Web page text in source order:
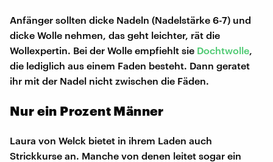
Anfänger sollten dicke Nadeln (Nadelstärke 6-7) und
dicke Wolle nehmen, das geht leichter, rät die
Wollexpertin. Bei der Wolle empfiehlt sie Dochtwolle
die lediglich aus einem Faden besteht. Dann geratet
ihr mit der Nadel nicht zwischen die Fäden.
Nur ein Prozent Männer
Laura von Welck bietet in ihrem Laden auch
Strickkurse an. Manche von denen leitet sogar ein